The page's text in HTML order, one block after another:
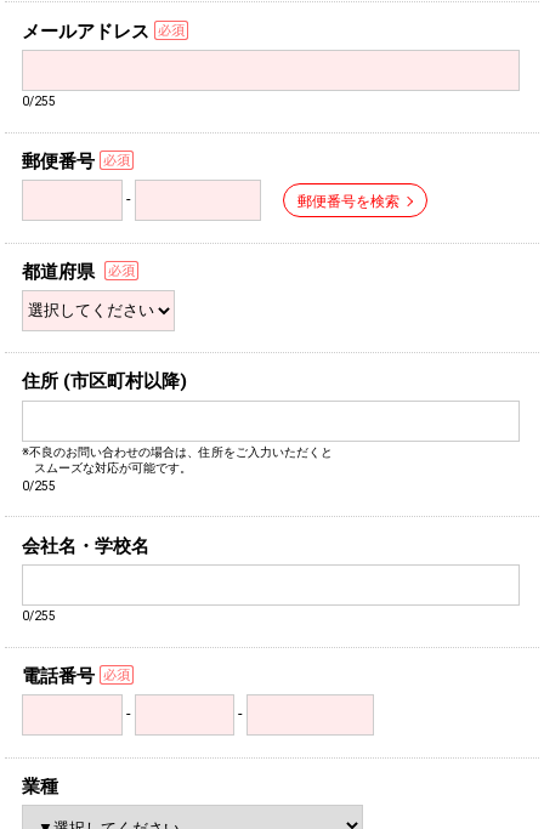
メールアドレス
0/255
郵便番号
- 郵便番号を検索
都道府県
住所 (市区町村以降)
※不良のお問い合わせの場合は、住所をご入力いただくと
スムーズな対応が可能です。
0/255
会社名・学校名
0/255
電話番号
- -
業種